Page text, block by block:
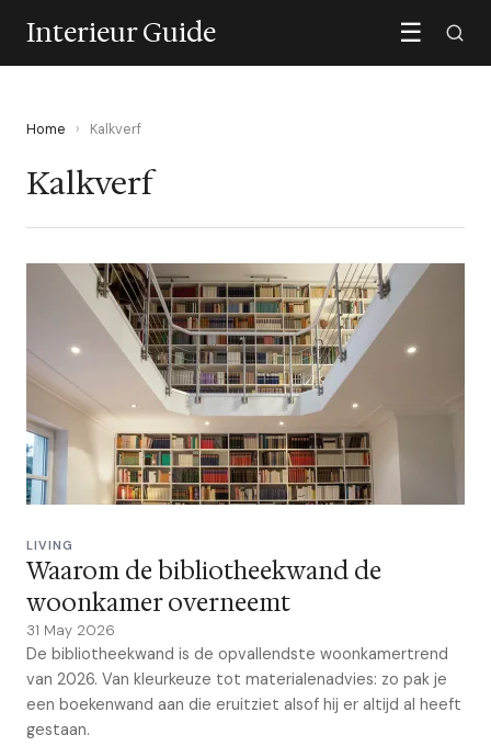
Interieur Guide ☰
Home › Kalkverf
Kalkverf
LIVING
Waarom de bibliotheekwand de
woonkamer overneemt
31 May 2026
De bibliotheekwand is de opvallendste woonkamertrend
van 2026. Van kleurkeuze tot materialenadvies: zo pak je
een boekenwand aan die eruitziet alsof hij er altijd al heeft
gestaan.